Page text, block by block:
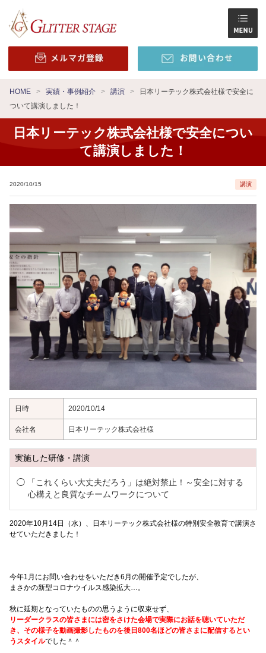
HOME 実績・事例紹介 講演
日本リーテック株式会社様で安全に
ついて講演しました！
日本リーテック株式会社様で安全につい
て講演しました！
2020/10/15 講演
日時 2020/10/14
会社名 日本リーテック株式会社様
実施した研修・講演
「これくらい大丈夫だろう」は絶対禁止！～安全に対する
心構えと良質なチームワークについて
2020年10月14日（水）、日本リーテック株式会社様の特別安全教育で講演さ
せていただきました！
今年1月にお問い合わせをいただき6月の開催予定でしたが、
まさかの新型コロナウイルス感染拡大…。
秋に延期となっていたものの思うように収束せず、
リーダークラスの皆さまには密をさけた会場で実際にお話を聴いていただ
き、その様子を動画撮影したものを後日800名ほどの皆さまに配信するとい
うスタイルでした＾＾